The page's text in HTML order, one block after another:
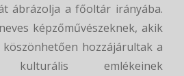
ábrázolja a főoltár irányába.
képzőművészeknek, akik
köszönhetően hozzájárultak a
kulturális emlékeinek